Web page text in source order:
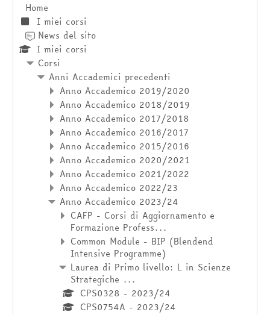
Home
I miei corsi
News del sito
I miei corsi
Corsi
Anni Accademici precedenti
Anno Accademico 2019/2020
Anno Accademico 2018/2019
Anno Accademico 2017/2018
Anno Accademico 2016/2017
Anno Accademico 2015/2016
Anno Accademico 2020/2021
Anno Accademico 2021/2022
Anno Accademico 2022/23
Anno Accademico 2023/24
CAFP - Corsi di Aggiornamento e
Formazione Profess...
Common Module - BIP (Blendend
Intensive Programme)
Laurea di Primo livello: L in Scienze
Strategiche ...
CPS0328 - 2023/24
CPS0754A - 2023/24